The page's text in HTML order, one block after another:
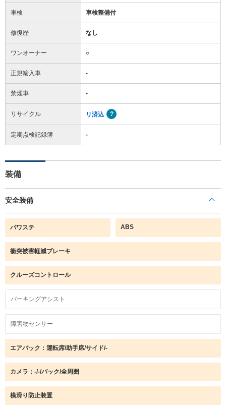
車検 車検整備付
修復歴 なし
ワンオーナー ○
正規輸入車 -
禁煙車 -
リサイクル リ済込
定期点検記録簿 -
装備
安全装備
パワステ ABS
衝突被害軽減ブレーキ
クルーズコントロール
パーキングアシスト
障害物センサー
エアバック：運転席/助手席/サイド/-
カメラ：-/-/バック/全周囲
横滑り防止装置